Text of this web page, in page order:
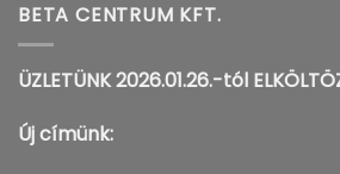
BETA CENTRUM KFT.
ÜZLETÜNK 2026.01.26.-tól
Új címünk: